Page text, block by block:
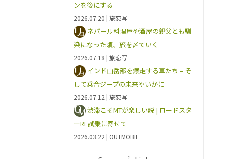
ンを後にする
2026.07.20 | 旅恋写
ネパール料理屋や酒屋の親父とも馴
染になった頃、旅を〆ていく
2026.07.18 | 旅恋写
インド山岳部を爆走する車たち – そ
して乗合ジープの未来やいかに
2026.07.12 | 旅恋写
渋滞こそMTが楽しい説 | ロードスタ
ーRF試乗に寄せて
2026.03.22 | OUTMOBIL